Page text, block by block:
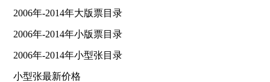
2006年-2014年大版票目录
2006年-2014年小版票目录
2006年-2014年小型张目录
小型张最新价格